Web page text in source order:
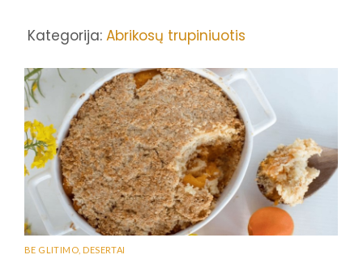
Kategorija: Abrikosų trupiniuotis
BE GLITIMO DESERTAI